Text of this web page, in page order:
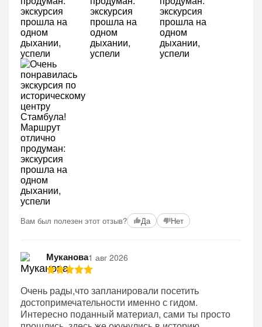
Вам был полезен этот отзыв? Да Нет
Муканова1 авг 2026
Очень рады,что запланировали посетить
достопримечательности именно с гидом.
Интересно поданный материал, сами ты просто